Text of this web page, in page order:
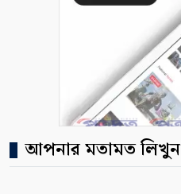
আপনার মতামত লিখুন